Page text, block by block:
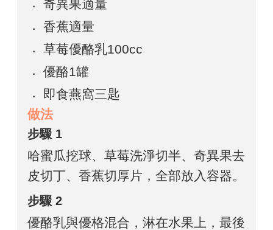
奇異果適量
香蕉適量
草莓優酪乳100cc
優酪1罐
即食燕窩三匙
做法
步驟 1
哈蜜瓜挖球、草莓洗淨切半、奇異果去
皮切丁、香蕉切厚片，全部放入容器。
步驟 2
優酪乳與優格混合，淋在水果上，最後